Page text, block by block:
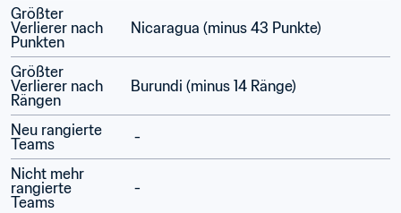
Größter
Verlierer nach
Punkten
Nicaragua (minus 43 Punkte)
Größter
Verlierer nach
Rängen
Burundi (minus 14 Ränge)
Neu rangierte
Teams
-
Nicht mehr
rangierte
Teams
-